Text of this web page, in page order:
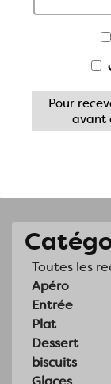
Toutes les
Apéro
Entrée
Plat
Dessert
biscuits
Pour
avant